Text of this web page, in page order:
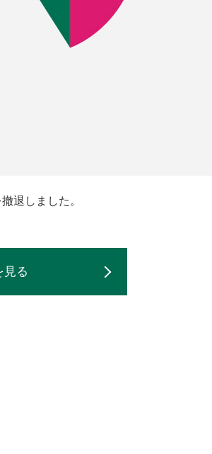
退しました。
見る